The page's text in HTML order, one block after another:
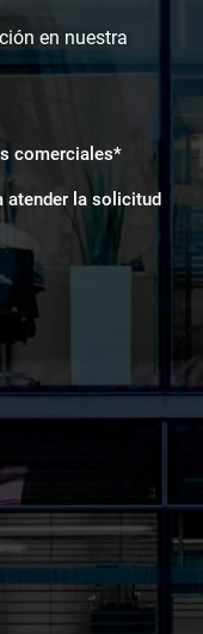
en nuestra
comerciales*
atender la solicitud